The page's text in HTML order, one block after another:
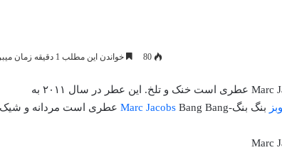
80 خواندن این مطلب 1 دقیقه زمان میبرد
عطر ادکلن مارک جاکوبز بنگ بنگ-Marc Jacobs Bang Bang عطری است خنک و تلخ. این عطر در سال ۲۰۱۱ به
بنگ بنگ- Marc Jacobs Bang Bang عطری است مردانه و شیک.